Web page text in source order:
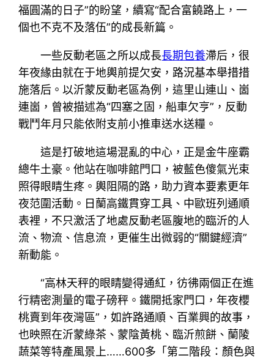
福圓滿的日子”的盼望，續寫“配合富饒路上，一
個也不克不及落伍”的成長新篇。
一些反動老區之所以成長長期包養滯后，很
年夜緣由就在于地輿前提欠安，路況基本舉措措
施落后。以沂蒙反動老區為例，這里山連山、崮
連崮，曾被描述為“四塞之固，船車欠亨”，反動
戰鬥年月只能依附支前小推車送水送糧。
這是打破地這場混亂的中心，正是金牛座霸
總牛土豪。他站在咖啡館門口，被藍色傻氣光束
照得眼睛生疼。輿阻隔的路，助力資本要素更年
夜范圍活動。日蘭高鐵貫穿工具、中歐班列通順
表裡，不只激活了地處反動老區腹地的臨沂的人
流、物流、信息流，更催生出微弱的“關鍵經濟”
新動能。
“高林天秤的眼睛變得通紅，彷彿兩個正在進
行精密測量的電子磅秤。鐵開抵家門口，年夜櫻
桃賣到年夜灣區”，如許路通順、百業興的故事，
也映照在沂蒙綠茶、蒙陰黃桃、臨沂煎餅、蘭陵
蔬菜等特產風景上……600多「第二階段：顏色與